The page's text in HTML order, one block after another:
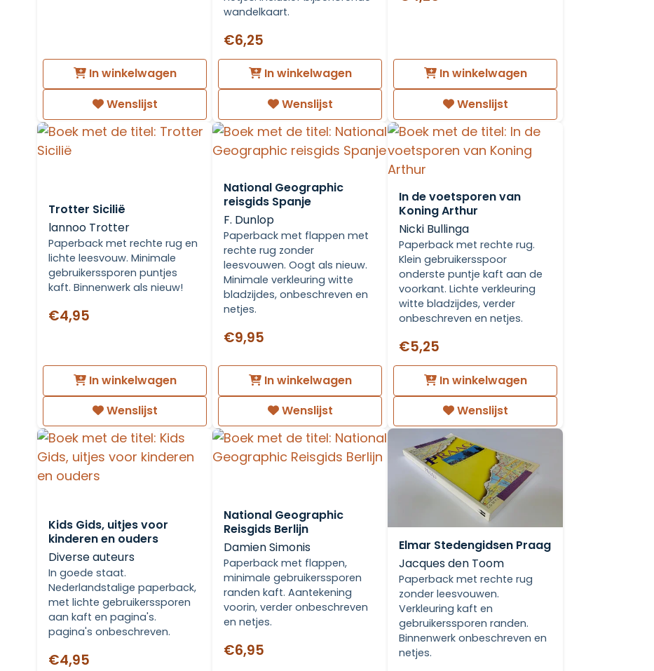
In winkelwagen
Wenslijst
wandelkaart.
€6,25
In winkelwagen
Wenslijst
In winkelwagen
Wenslijst
Trotter Sicilië
lannoo Trotter
Paperback met rechte rug en
lichte leesvouw. Minimale
gebruikerssporen puntjes
kaft. Binnenwerk als nieuw!
€4,95
In winkelwagen
Wenslijst
National Geographic
reisgids Spanje
F. Dunlop
Paperback met flappen met
rechte rug zonder
leesvouwen. Oogt als nieuw.
Minimale verkleuring witte
bladzijdes, onbeschreven en
netjes.
€9,95
In winkelwagen
Wenslijst
In de voetsporen van
Koning Arthur
Nicki Bullinga
Paperback met rechte rug.
Klein gebruikersspoor
onderste puntje kaft aan de
voorkant. Lichte verkleuring
witte bladzijdes, verder
onbeschreven en netjes.
€5,25
In winkelwagen
Wenslijst
Kids Gids, uitjes voor
kinderen en ouders
Diverse auteurs
In goede staat.
Nederlandstalige paperback,
met lichte gebruikerssporen
aan kaft en pagina's.
pagina's onbeschreven.
€4,95
National Geographic
Reisgids Berlijn
Damien Simonis
Paperback met flappen,
minimale gebruikerssporen
randen kaft. Aantekening
voorin, verder onbeschreven
en netjes.
€6,95
Elmar Stedengidsen Praag
Jacques den Toom
Paperback met rechte rug
zonder leesvouwen.
Verkleuring kaft en
gebruikerssporen randen.
Binnenwerk onbeschreven en
netjes.